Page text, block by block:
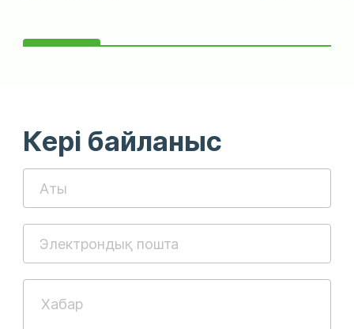
Кері байланыс